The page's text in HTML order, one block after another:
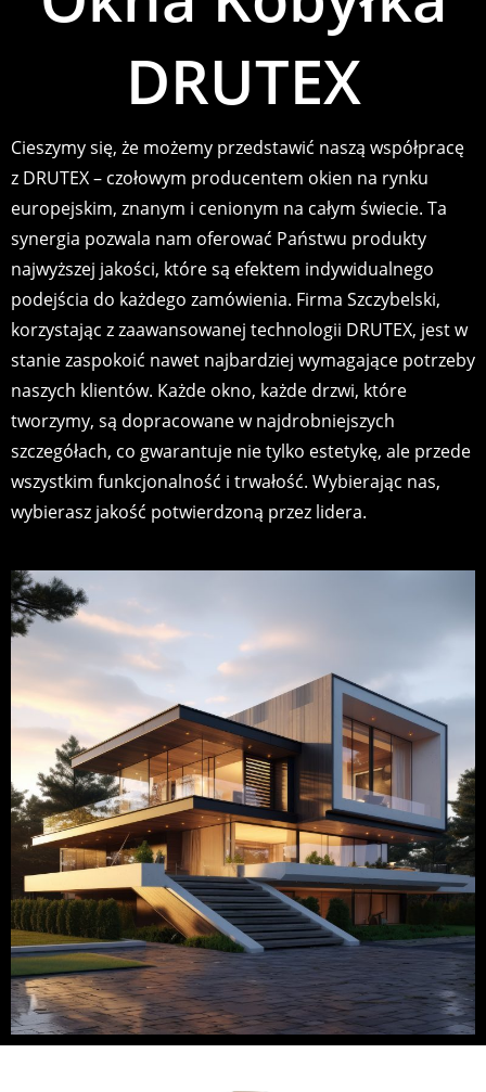
DRUTEX
Cieszymy się, że możemy przedstawić naszą współpracę
z DRUTEX – czołowym producentem okien na rynku
europejskim, znanym i cenionym na całym świecie. Ta
synergia pozwala nam oferować Państwu produkty
najwyższej jakości, które są efektem indywidualnego
podejścia do każdego zamówienia. Firma Szczybelski,
korzystając z zaawansowanej technologii DRUTEX, jest w
stanie zaspokoić nawet najbardziej wymagające potrzeby
naszych klientów. Każde okno, każde drzwi, które
tworzymy, są dopracowane w najdrobniejszych
szczegółach, co gwarantuje nie tylko estetykę, ale przede
wszystkim funkcjonalność i trwałość. Wybierając nas,
wybierasz jakość potwierdzoną przez lidera.